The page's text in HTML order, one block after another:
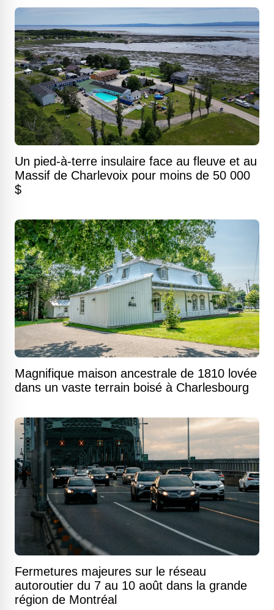
Un pied-à-terre insulaire face au fleuve et au
Massif de Charlevoix pour moins de 50 000
$
Magnifique maison ancestrale de 1810 lovée
dans un vaste terrain boisé à Charlesbourg
Fermetures majeures sur le réseau
autoroutier du 7 au 10 août dans la grande
région de Montréal